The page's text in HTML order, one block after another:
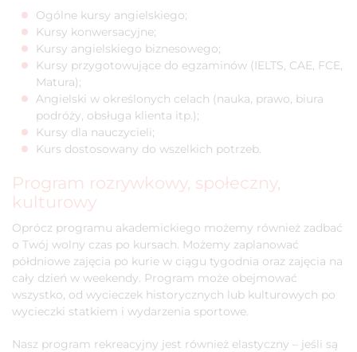
Ogólne kursy angielskiego;
Kursy konwersacyjne;
Kursy angielskiego biznesowego;
Kursy przygotowujące do egzaminów (IELTS, CAE, FCE,
Matura);
Angielski w określonych celach (nauka, prawo, biura
podróży, obsługa klienta itp.);
Kursy dla nauczycieli;
Kurs dostosowany do wszelkich potrzeb.
Program rozrywkowy, społeczny,
kulturowy
Oprócz programu akademickiego możemy również zadbać
o Twój wolny czas po kursach. Możemy zaplanować
półdniowe zajęcia po kurie w ciągu tygodnia oraz zajęcia na
cały dzień w weekendy. Program może obejmować
wszystko, od wycieczek historycznych lub kulturowych po
wycieczki statkiem i wydarzenia sportowe.
Nasz program rekreacyjny jest również elastyczny – jeśli są